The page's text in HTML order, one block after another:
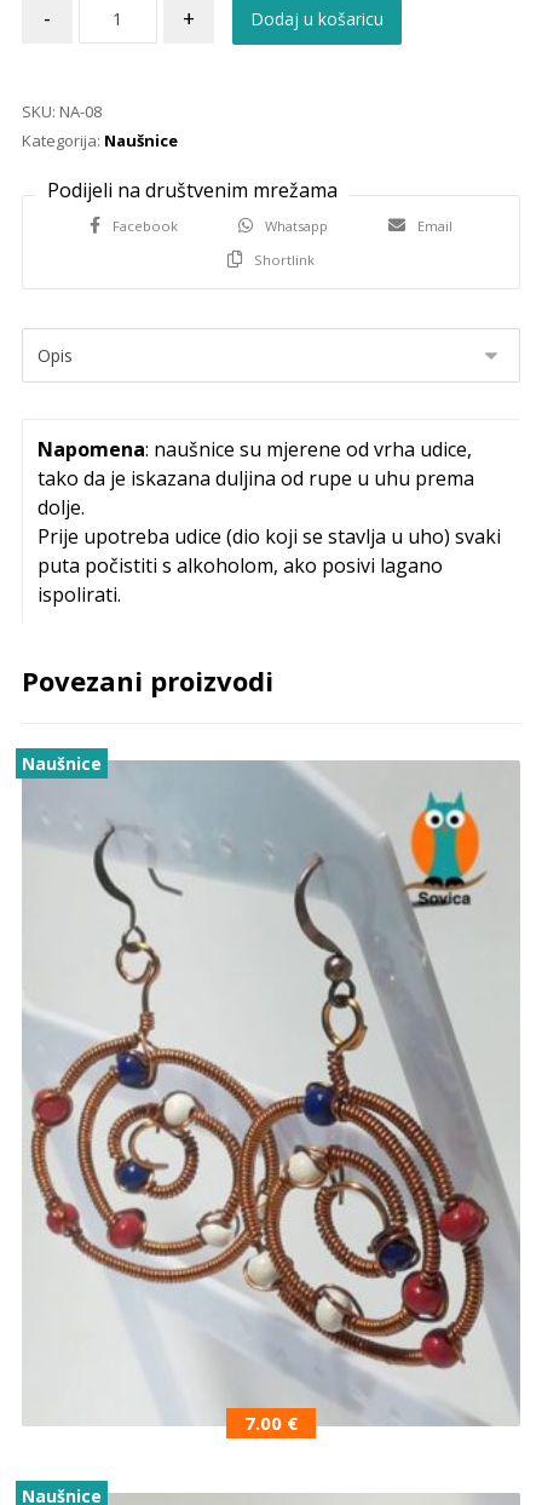
- + Dodaj u košaricu
SKU: NA-08
Kategorija: Naušnice
Facebook Whatsapp
Email
Shortlink
Napomena: naušnice su mjerene od vrha udice,
tako da je iskazana duljina od rupe u uhu prema
dolje.
Prije upotreba udice (dio koji se stavlja u uho) svaki
puta počistiti s alkoholom, ako posivi lagano
ispolirati.
Povezani proizvodi
Naušnice
7.00 €
Naušnice